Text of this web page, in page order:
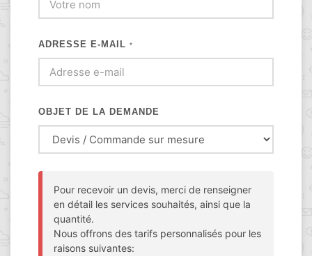
ADRESSE E-MAIL *
OBJET DE LA DEMANDE
Pour recevoir un devis, merci de renseigner
en détail les services souhaités, ainsi que la
quantité.
Nous offrons des tarifs personnalisés pour les
raisons suivantes: